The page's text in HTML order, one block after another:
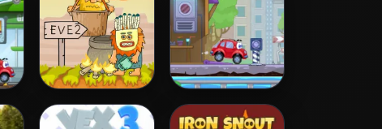
Adam and Eve 2 Wheely 4 - Time
Travel